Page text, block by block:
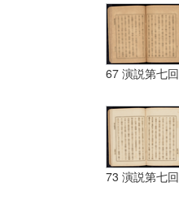
67 演説第七回
73 演説第七回